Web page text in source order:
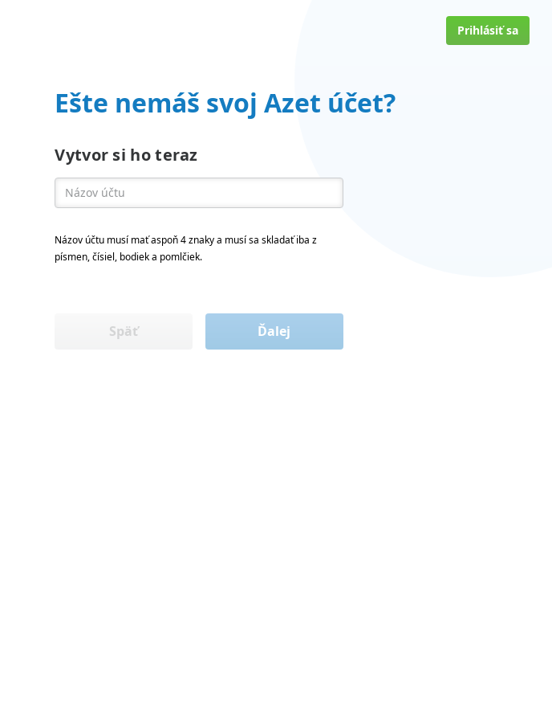
Prihlásiť sa
Ešte nemáš svoj Azet účet?
Vytvor si ho teraz
Názov účtu musí mať aspoň 4 znaky a musí sa skladať iba z
písmen, čísiel, bodiek a pomlčiek.